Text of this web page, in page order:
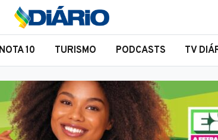
NOTA 10 TURISMO PODCASTS TV